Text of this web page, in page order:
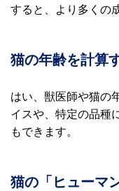
すると、より多くの
猫の年齢を計算
はい、獣医師や猫の
イスや、特定の品種
もできます。
猫の「ヒューマ